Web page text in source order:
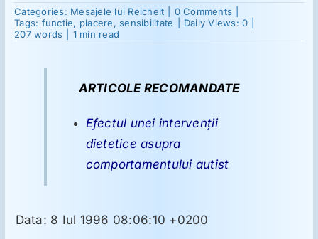
Intoleranţa la gluten
Reumatologie
Mesajele lui Reichelt
Categories: Mesajele lui Reichelt 0 Comments
26
caseină
Tags: functie, placere, sensibilitate Daily Views: 0
207 words
1 min read
ARTICOLE RECOMANDATE
Efectul unei intervenţii
dietetice asupra
comportamentului autist
Data: 8 Iul 1996 08:06:10 +0200